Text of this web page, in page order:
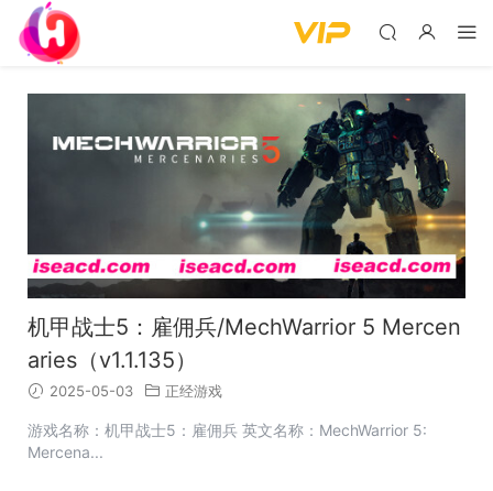
机甲战士5：雇佣兵/MechWarrior 5 Mercen
aries（v1.1.135）
2025-05-03 正经游戏
游戏名称：机甲战士5：雇佣兵 英文名称：MechWarrior 5:
Mercena...